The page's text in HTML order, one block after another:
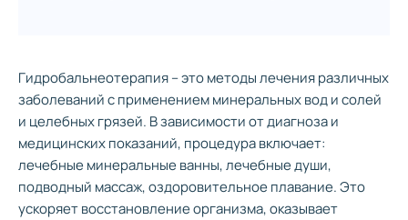
Гидробальнеотерапия – это методы лечения различных
заболеваний с применением минеральных вод и солей
и целебных грязей. В зависимости от диагноза и
медицинских показаний, процедура включает:
лечебные минеральные ванны, лечебные души,
подводный массаж, оздоровительное плавание. Это
ускоряет восстановление организма, оказывает